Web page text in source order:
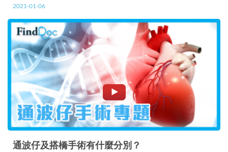
2021-01-06
通波仔及搭橋手術有什麼分別？